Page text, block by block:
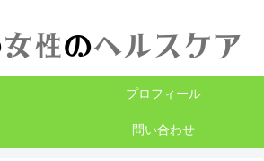
プロフィール
問い合わせ